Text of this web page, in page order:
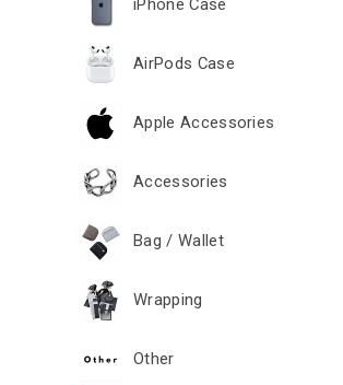
iPhone Case
AirPods Case
Apple Accessories
Accessories
Bag / Wallet
Wrapping
Other